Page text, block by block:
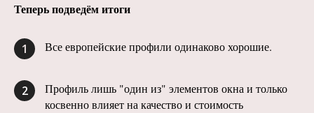
Теперь подведём итоги
1 Все европейские профили одинаково хорошие.
2
Профиль лишь "один из" элементов окна и только
косвенно влияет на качество и стоимость